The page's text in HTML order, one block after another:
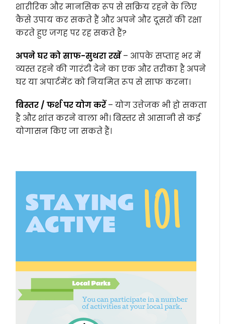
शारीरिक और मानसिक रूप से सक्रिय रहने के लिए
कैसे उपाय कर सकते हैं और अपने और दूसरों की रक्षा
करते हुए जगह पर रह सकते हैं?
अपने घर को साफ-सुथरा रखें– आपके सप्ताह भर में
व्यस्त रहने की गारंटी देने का एक और तरीका है अपने
घर या अपार्टमेंट को नियमित रूप से साफ करना।
बिस्तर / फर्श पर योग करें– योग उत्तेजक भी हो सकता
है और शांत करने वाला भी। बिस्तर से आसानी से कई
योगासन किए जा सकते हैं।